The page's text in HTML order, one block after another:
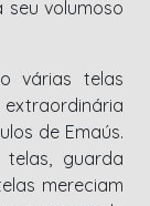
volumoso
várias telas
de Emaús.
guarda
mereciam